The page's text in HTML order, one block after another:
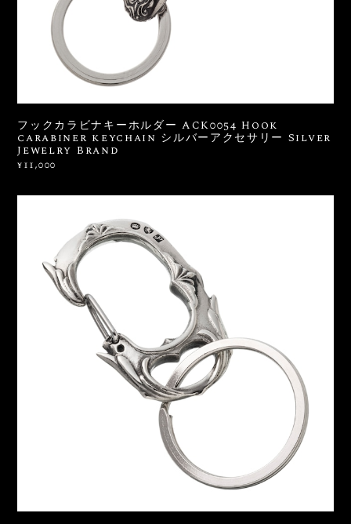
フックカラビナキーホルダー ACK0054 Hook
carabiner keychain シルバーアクセサリー Silver
Jewelry Brand
¥11,000